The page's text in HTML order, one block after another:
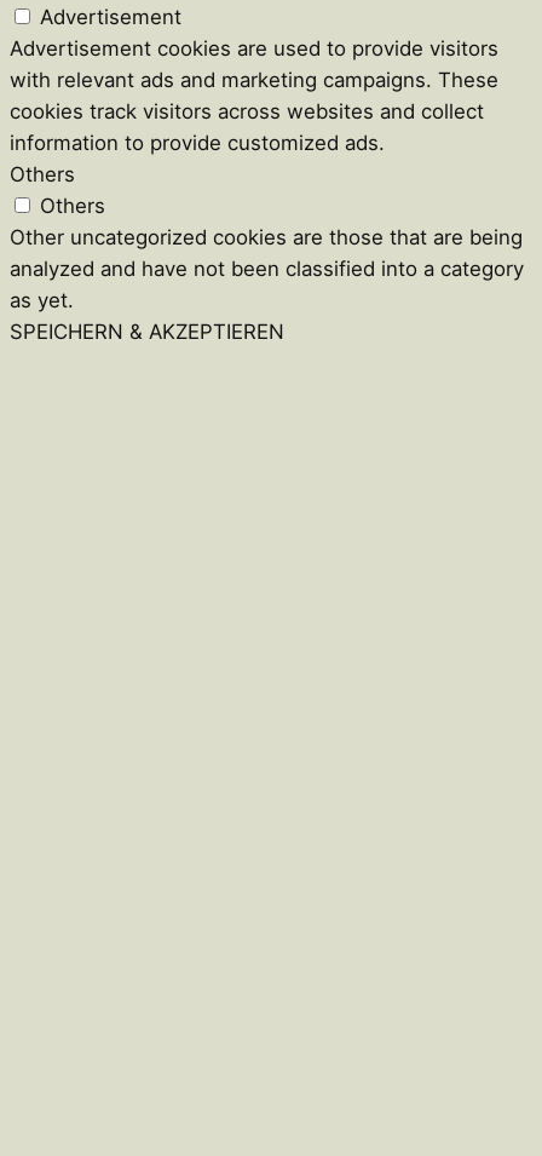
Advertisement
Advertisement cookies are used to provide visitors
with relevant ads and marketing campaigns. These
cookies track visitors across websites and collect
information to provide customized ads.
Others
Others
Other uncategorized cookies are those that are being
analyzed and have not been classified into a category
as yet.
SPEICHERN & AKZEPTIEREN